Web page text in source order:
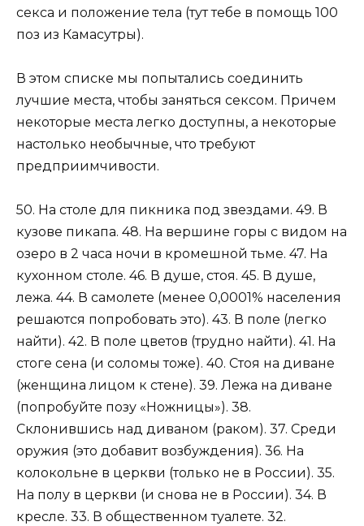
секса и положение тела (тут тебе в помощь 100
поз из Камасутры).
В этом списке мы попытались соединить
лучшие места, чтобы заняться сексом. Причем
некоторые места легко доступны, а некоторые
настолько необычные, что требуют
предприимчивости.
50. На столе для пикника под звездами. 49. В
кузове пикапа. 48. На вершине горы с видом на
озеро в 2 часа ночи в кромешной тьме. 47. На
кухонном столе. 46. В душе, стоя. 45. В душе,
лежа. 44. В самолете (менее 0,0001% населения
решаются попробовать это). 43. В поле (легко
найти). 42. В поле цветов (трудно найти). 41. На
стоге сена (и соломы тоже). 40. Стоя на диване
(женщина лицом к стене). 39. Лежа на диване
(попробуйте позу «Ножницы»). 38.
Склонившись над диваном (раком). 37. Среди
оружия (это добавит возбуждения). 36. На
колокольне в церкви (только не в России). 35.
На полу в церкви (и снова не в России). 34. В
кресле. 33. В общественном туалете. 32.